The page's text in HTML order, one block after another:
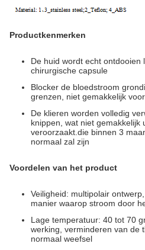
Productkenmerken
De huid wordt echt ontdooien
chirurgische capsule
Blocker de bloedstroom
grenzen, niet gemakkelijk
De klieren worden volledig
knippen, wat niet gemakkelijk
veroorzaakt.die binnen 3
normaal zal zijn
Voordelen van het product
Veiligheid: multipolair
manier waarop stroom door
Lage temperatuur: 40 tot 70
werking, verminderen van de
normaal weefsel